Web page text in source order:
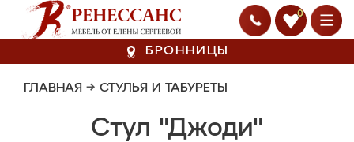
0
БРОННИЦЫ
ГЛАВНАЯ → СТУЛЬЯ И ТАБУРЕТЫ
Стул "Джоди"